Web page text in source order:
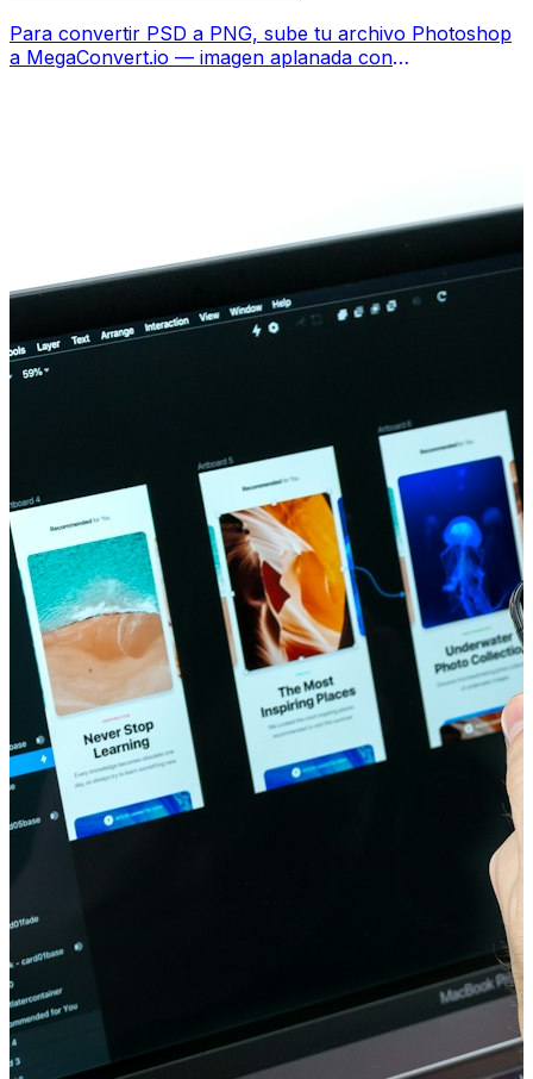
Para convertir PSD a PNG, sube tu archivo Photoshop
a MegaConvert.io — imagen aplanada con